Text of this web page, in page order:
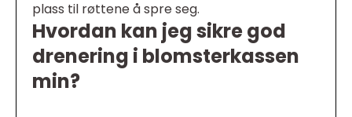
plass til røttene å spre seg.
Hvordan kan jeg sikre god
drenering i blomsterkassen
min?